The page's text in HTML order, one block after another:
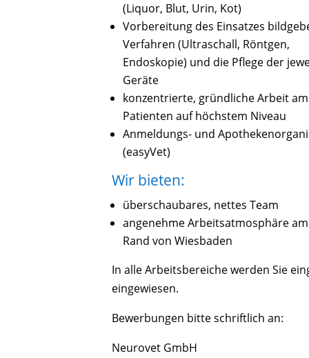
(Liquor, Blut, Urin, Kot)
Vorbereitung des Einsatzes
Verfahren (Ultraschall, Röntgen,
Endoskopie) und die Pflege der
Geräte
konzentrierte, gründliche Arbeit am
Patienten auf höchstem Niveau
Anmeldungs- und
(easyVet)
Wir bieten:
überschaubares, nettes Team
angenehme Arbeitsatmosphäre
Rand von Wiesbaden
In alle Arbeitsbereiche werden Sie
eingewiesen.
Bewerbungen bitte schriftlich an:
Neurovet GmbH